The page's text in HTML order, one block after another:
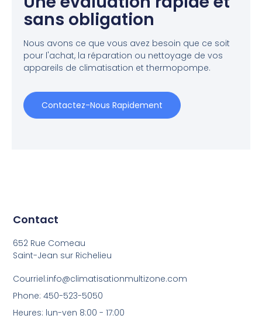
sans obligation
Nous avons ce que vous avez besoin que ce soit
pour l'achat, la réparation ou nettoyage de vos
appareils de climatisation et thermopompe.
Contactez-Nous Rapidement
Contact
652 Rue Comeau
Saint-Jean sur Richelieu
Courriel:info@climatisationmultizone.com
Phone: 450-523-5050
Heures: lun-ven 8:00 - 17:00